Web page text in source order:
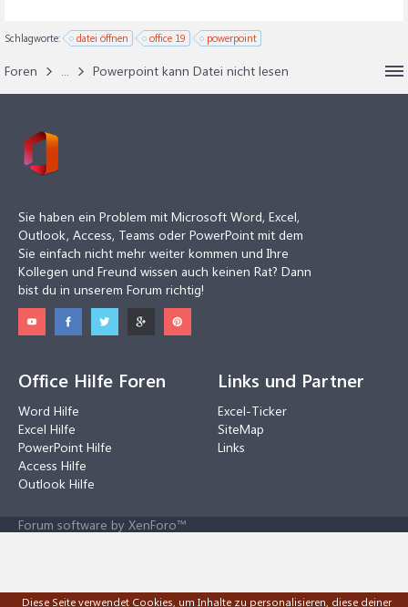
Schlagworte: datei öffnen office 19 powerpoint
Foren ... Powerpoint kann Datei nicht lesen
Sie haben ein Problem mit Microsoft Word, Excel,
Outlook, Access, Teams oder PowerPoint mit dem
Sie einfach nicht mehr weiter kommen und Ihre
Kollegen und Freund wissen auch keinen Rat? Dann
bist du in unserem Forum richtig!
Office Hilfe Foren
Word Hilfe
Excel Hilfe
PowerPoint Hilfe
Access Hilfe
Outlook Hilfe
Links und Partner
Excel-Ticker
SiteMap
Links
Forum software by XenForo™
Diese Seite verwendet Cookies, um Inhalte zu personalisieren, diese deiner